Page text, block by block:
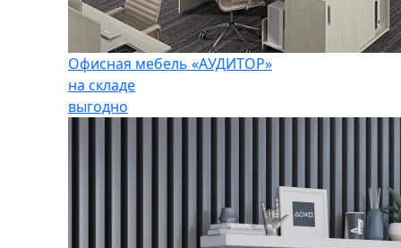
Офисная мебель «АУДИТОР»
на складе
выгодно